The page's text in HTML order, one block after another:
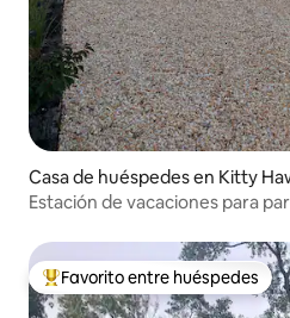
Casa de huéspedes en Kitty
Estación de vacaciones para
Favorito entre los huéspedes
Favorito entre huéspedes